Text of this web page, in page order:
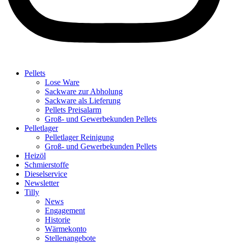
Pellets
Lose Ware
Sackware zur Abholung
Sackware als Lieferung
Pellets Preisalarm
Groß- und Gewerbekunden Pellets
Pelletlager
Pelletlager Reinigung
Groß- und Gewerbekunden Pellets
Heizöl
Schmierstoffe
Dieselservice
Newsletter
Tilly
News
Engagement
Historie
Wärmekonto
Stellenangebote